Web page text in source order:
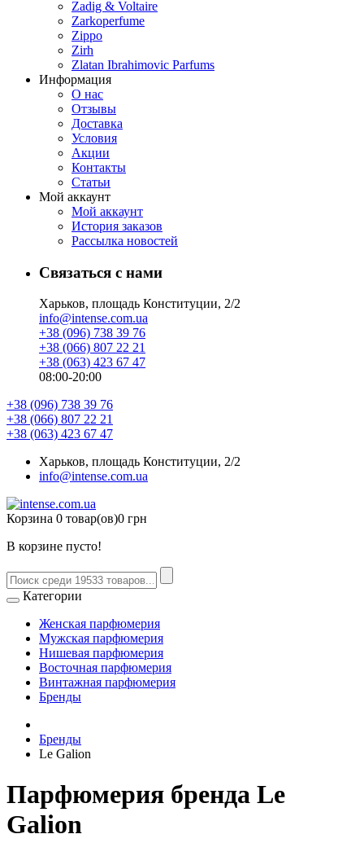
Zadig & Voltaire
Zarkoperfume
Zippo
Zirh
Zlatan Ibrahimovic Parfums
Информация
О нас
Отзывы
Доставка
Условия
Aкции
Контакты
Статьи
Мой аккаунт
Мой аккаунт
История заказов
Рассылка новостей
Связаться с нами
Харьков, площадь Конституции, 2/2
info@intense.com.ua
+38 (096) 738 39 76
+38 (066) 807 22 21
+38 (063) 423 67 47
08:00-20:00
+38 (096) 738 39 76
+38 (066) 807 22 21
+38 (063) 423 67 47
Харьков, площадь Конституции, 2/2
info@intense.com.ua
Корзина 0 товар(ов)0 грн
В корзине пусто!
Категории
Женская парфюмерия
Мужская парфюмерия
Нишевая парфюмерия
Восточная парфюмерия
Винтажная парфюмерия
Бренды
Бренды
Le Galion
Парфюмерия бренда Le
Galion